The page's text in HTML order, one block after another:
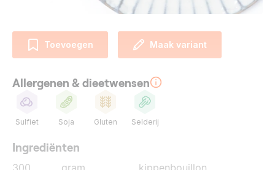
Toevoegen Maak variant
Allergenen & dieetwensen
Sulfiet Soja Gluten Selderij
Ingrediënten
300 gram
kippenbouillon